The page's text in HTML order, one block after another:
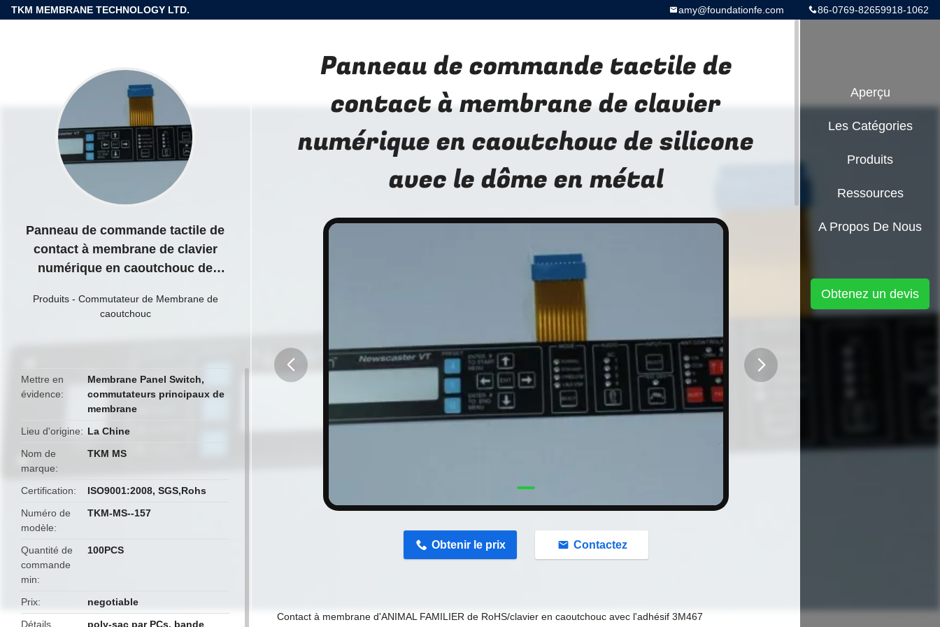
TKM MEMBRANE TECHNOLOGY LTD. 86-0769-82659918-1062
amy@foundationfe.com
Panneau de commande tactile de
contact à membrane de clavier
numérique en caoutchouc de
Produits- Commutateur de Membrane de
caoutchouc
Mettre en
évidence
Membrane Panel Switch,
commutateurs principaux de
membrane
Lieu d'origine
La Chine
Nom de
marque
TKM MS
Certification
ISO9001:2008, SGS,Rohs
Numéro de
modèle
TKM-MS--157
Quantité de
commande
min
100PCS
Prix
negotiable
Détails
poly-sac par PCs, bande
Panneau de commande tactile de
contact à membrane de clavier
numérique en caoutchouc de silicone
avec le dôme en métal
Obtenir le prix Contactez
Contact à membrane d'ANIMAL FAMILIER de RoHS/clavier en caoutchouc avec l'adhésif 3M467
Aperçu
Les Catégories
Produits
Ressources
A Propos De Nous
Obtenez un devis